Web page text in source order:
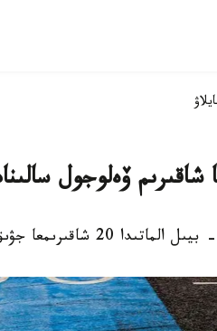
شاقىرىم ۆەلوجول